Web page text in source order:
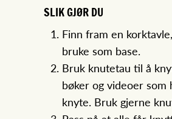
SLIK GJØR DU
Finn fram en
bruke som base.
Bruk knutetau til å
bøker og videoer
knyte. Bruk gjerne